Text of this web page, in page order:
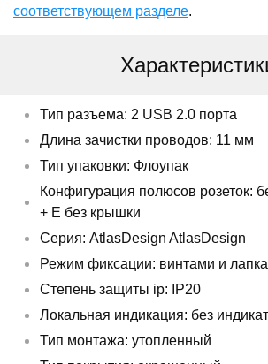
соответствующем разделе.
Тип разъема: 2 USB 2.0 порта
Длина зачистки проводов: 11 мм
Тип упаковки: Флоупак
Конфигурация полюсов розеток:
+ E без крышки
Серия: AtlasDesign AtlasDesign
Режим фиксации: винтами и
Степень защиты ip: IP20
Локальная индикация: без
Тип монтажа: утопленный